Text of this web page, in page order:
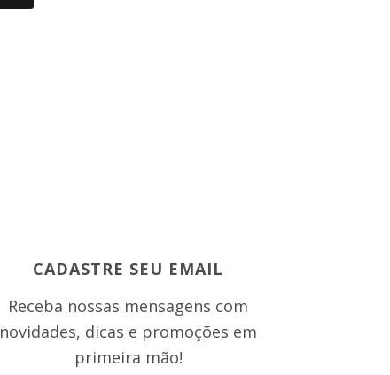
CADASTRE SEU EMAIL
Receba nossas mensagens com
novidades, dicas e promoções em
primeira mão!